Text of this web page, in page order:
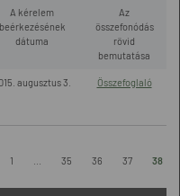
A kérelem
beérkezésének
dátuma
Az
összefonódás
rövid
bemutatása
augusztus 3. Összefoglaló
1 35 36 37 38